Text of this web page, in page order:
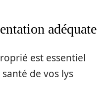
adéquate
est essentiel
de vos lys